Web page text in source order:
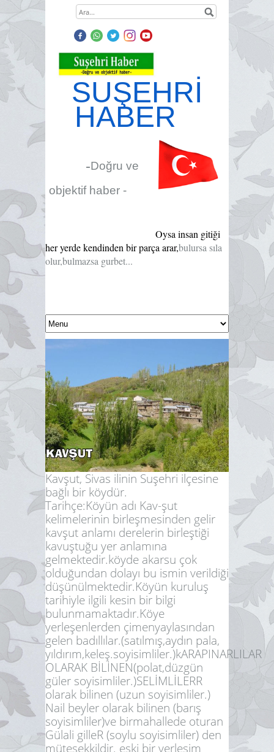
SUŞEHRİ
HABER
-Doğru ve
objektif haber -
Oysa insan gitiği
her yerde kendinden bir parça arar,bulursa sıla
olur,bulmazsa gurbet...
Kavşut, Sivas ilinin Suşehri ilçesine
bağlı bir köydür.
Tarihçe:Köyün adı Kav-şut
kelimelerinin birleşmesinden gelir
kavşut anlamı derelerin birleştiği
kavuştuğu yer anlamına
gelmektedir.köyde akarsu çok
olduğundan dolayı bu ismin verildiği
düşünülmektedir.Köyün kuruluş
tarihiyle ilgili kesin bir bilgi
bulunmamaktadır.Köye
yerleşenlerden çimenyaylasından
gelen badıllılar.(satılmış,aydın pala,
yıldırım,keleş.soyisimliler.)kARAPINARLILAR
OLARAK BİLİNEN(polat,düzgün
güler soyisimliler.)SELİMLİLERR
olarak bilinen (uzun soyisimliler.)
Nail beyler olarak bilinen (barış
soyisimliler)ve birmahallede oturan
Gülali gilleR (soylu soyisimliler) den
müteşekkildir. eski bir yerleşim